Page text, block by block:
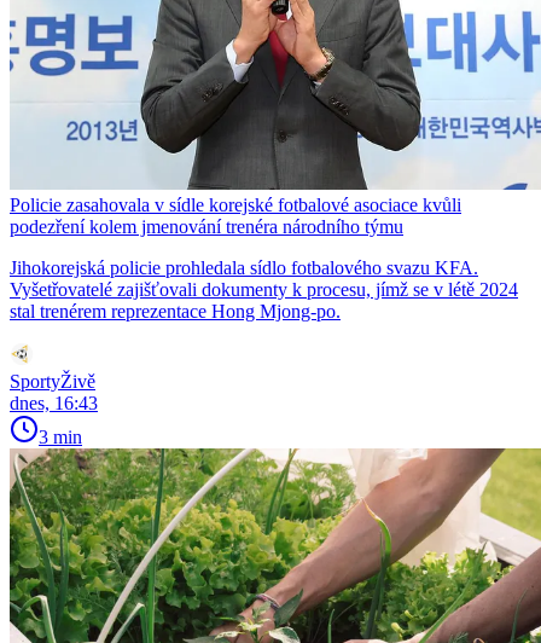
Policie zasahovala v sídle korejské fotbalové asociace kvůli
podezření kolem jmenování trenéra národního týmu
Jihokorejská policie prohledala sídlo fotbalového svazu KFA.
Vyšetřovatelé zajišťovali dokumenty k procesu, jímž se v létě 2024
stal trenérem reprezentace Hong Mjong-po.
SportyŽivě
dnes, 16:43
3 min